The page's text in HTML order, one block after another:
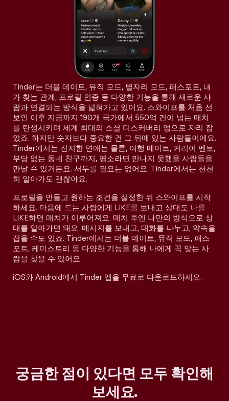
Tinder는 더블 데이트, 뮤직 모드, 별자리 모드, 패스포트, 내
가 찾는 관계, 프로필 인증 등 다양한 기능을 통해 새로운 사
람과 연결되는 방식을 넓혀가고 있어요. 스와이프를 처음 선
보인 이후 지금까지 190개 국가에서 550억 건이 넘는 매치
를 탄생시키며 세계 최대의 소셜 디스커버리 앱으로 자리 잡
았죠. 하지만 숫자보다 중요한 건 그 뒤에 있는 사람들이에요.
Tinder에서는 진지한 연애는 물론, 여행 메이트, 커리어 멘토,
부담 없는 동네 친구까지, 평소라면 만나지 못했을 사람들을
만날 수 있거든요. 서두를 필요는 없어요. Tinder에서는 천천
히 알아가도 괜찮아요.
프로필을 만들고 원하는 조건을 설정한 뒤 스와이프를 시작
하세요. 마음에 드는 사람에게 LIKE를 보내고 상대도 나를
LIKE하면 매치가 이루어져요. 매치 후엔 나만의 방식으로 상
대를 알아가면 돼요. 메시지를 보내고, 대화를 나누고, 약속을
잡을 수도 있죠. Tinder에서는 더블 데이트, 뮤직 모드, 패스
포트, 케미스트리 등 다양한 기능을 통해 나에게 꼭 맞는 사
람을 찾을 수 있어요.
iOS와 Android에서 Tinder 앱을 무료로 다운로드하세요.
궁금한 점이 있다면 모두 확인해
보세요.